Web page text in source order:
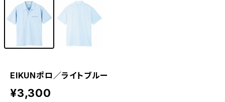
EIKUNポロ／ライトブルー
¥3,300